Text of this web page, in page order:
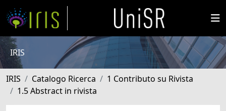
IRIS
IRIS Catalogo Ricerca
1 Contributo su Rivista
1.5 Abstract in rivista